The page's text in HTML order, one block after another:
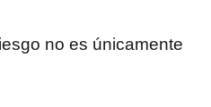
no es únicamente